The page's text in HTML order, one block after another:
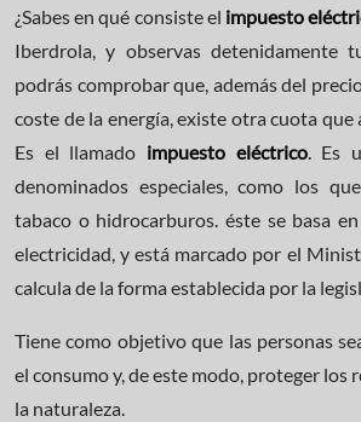
¿Sabes en qué consiste el impuesto
Iberdrola, y observas detenidamente
podrás comprobar que, además del
coste de la energía, existe otra cuota que
Es el llamado impuesto eléctrico. Es
denominados especiales, como los
tabaco o hidrocarburos. éste se basa
electricidad, y está marcado por el
calcula de la forma establecida por la
Tiene como objetivo que las personas
el consumo y, de este modo, proteger los
la naturaleza.